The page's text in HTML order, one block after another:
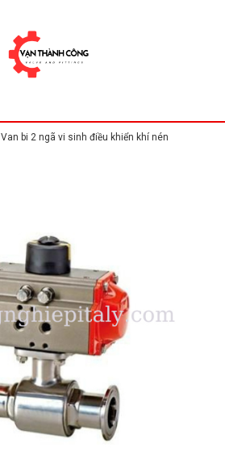
Van bi 2 ngã vi sinh điều khiển khí nén